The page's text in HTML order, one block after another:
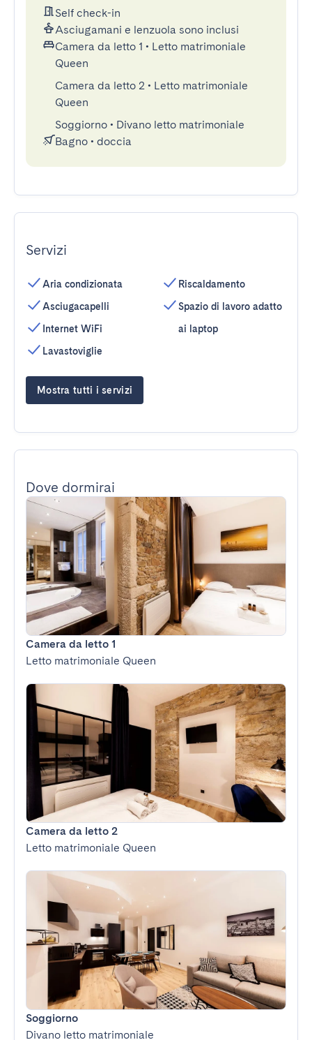
Self check-in
Asciugamani e lenzuola sono inclusi
Camera da letto 1 • Letto matrimoniale
Queen
Camera da letto 2 • Letto matrimoniale
Queen
Soggiorno • Divano letto matrimoniale
Bagno • doccia
Servizi
Aria condizionata
Asciugacapelli
Internet WiFi
Lavastoviglie
Riscaldamento
Spazio di lavoro adatto
ai laptop
Mostra tutti i servizi
Dove dormirai
Camera da letto 1
Letto matrimoniale Queen
Camera da letto 2
Letto matrimoniale Queen
Soggiorno
Divano letto matrimoniale